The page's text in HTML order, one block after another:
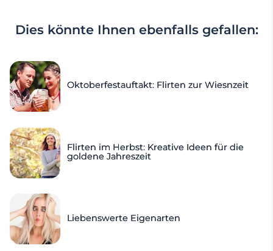
Dies könnte Ihnen ebenfalls gefallen:
Oktoberfestauftakt: Flirten zur Wiesnzeit
Flirten im Herbst: Kreative Ideen für die
goldene Jahreszeit
Liebenswerte Eigenarten